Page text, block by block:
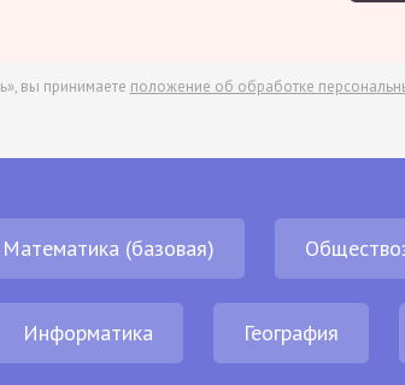
вы принимаете положение об обработке
Математика (базовая)
Информатика География